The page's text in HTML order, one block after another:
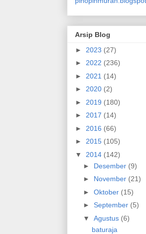
Arsip Blog
► 2023 (27)
► 2022 (236)
► 2021 (14)
► 2020 (2)
► 2019 (180)
► 2017 (14)
► 2016 (66)
► 2015 (105)
▼ 2014 (142)
► Desember (9)
► November (21)
►Oktober (15)
►September (5)
▼Agustus (6)
baturaja